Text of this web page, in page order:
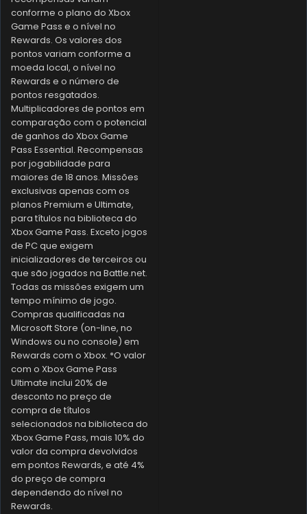
conforme o plano do Xbox
Game Pass e o nível no
Rewards. Os valores dos
pontos variam conforme a
moeda local, o nível no
Rewards e o número de
pontos resgatados.
Multiplicadores de pontos em
comparação com o potencial
de ganhos do Xbox Game
Pass Essential. Recompensas
por jogabilidade para
maiores de 18 anos. Missões
exclusivas apenas com os
planos Premium e Ultimate,
para títulos na biblioteca do
Xbox Game Pass. Exceto jogos
de PC que exigem
inicializadores de terceiros ou
que são jogados na Battle.net.
Todas as missões exigem um
tempo mínimo de jogo.
Compras qualificadas na
Microsoft Store (on-line, no
Windows ou no console) em
Rewards com o Xbox. *O valor
com o Xbox Game Pass
Ultimate inclui 20% de
desconto no preço de
compra de títulos
selecionados na biblioteca do
Xbox Game Pass, mais 10% do
valor da compra devolvidos
em pontos Rewards, e até 4%
do preço de compra
dependendo do nível no
Rewards.